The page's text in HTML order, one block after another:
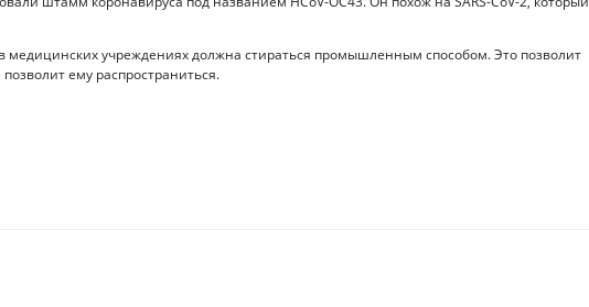
медицинских учреждениях должна стираться промышленным способом. Это позволит
ему распространиться.
финансовые мошенники придумывают новые схемы мошенничества
как выросли цены на рейсы в Центральную Азию